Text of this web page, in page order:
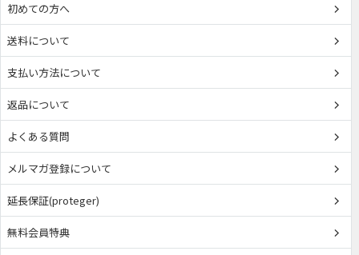
初めての方へ
送料について
支払い方法について
返品について
よくある質問
メルマガ登録について
延長保証(proteger)
無料会員特典